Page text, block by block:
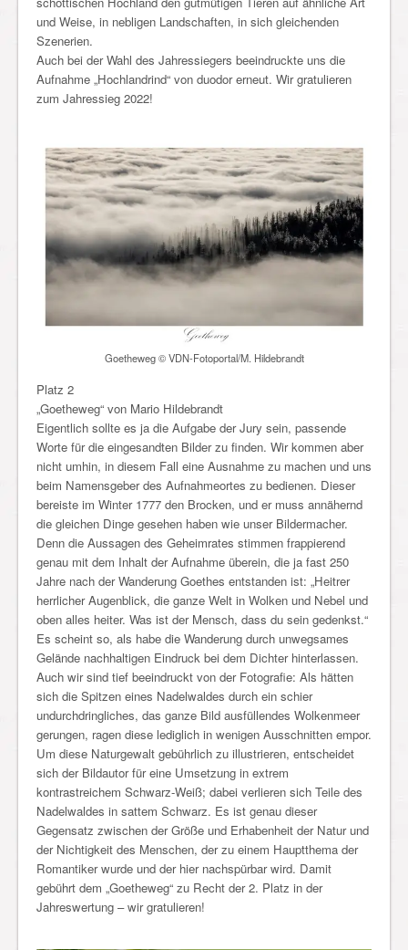
und Weise, in nebligen Landschaften, in sich gleichenden
Szenerien.
Auch bei der Wahl des Jahressiegers beeindruckte uns die
Aufnahme „Hochlandrind“ von duodor erneut. Wir gratulieren
zum Jahressieg 2022!
Goetheweg © VDN-Fotoportal/M. Hildebrandt
Platz 2
„Goetheweg“ von Mario Hildebrandt
Eigentlich sollte es ja die Aufgabe der Jury sein, passende
Worte für die eingesandten Bilder zu finden. Wir kommen aber
nicht umhin, in diesem Fall eine Ausnahme zu machen und uns
beim Namensgeber des Aufnahmeortes zu bedienen. Dieser
bereiste im Winter 1777 den Brocken, und er muss annähernd
die gleichen Dinge gesehen haben wie unser Bildermacher.
Denn die Aussagen des Geheimrates stimmen frappierend
genau mit dem Inhalt der Aufnahme überein, die ja fast 250
Jahre nach der Wanderung Goethes entstanden ist: „Heitrer
herrlicher Augenblick, die ganze Welt in Wolken und Nebel und
oben alles heiter. Was ist der Mensch, dass du sein gedenkst.“
Es scheint so, als habe die Wanderung durch unwegsames
Gelände nachhaltigen Eindruck bei dem Dichter hinterlassen.
Auch wir sind tief beeindruckt von der Fotografie: Als hätten
sich die Spitzen eines Nadelwaldes durch ein schier
undurchdringliches, das ganze Bild ausfüllendes Wolkenmeer
gerungen, ragen diese lediglich in wenigen Ausschnitten empor.
Um diese Naturgewalt gebührlich zu illustrieren, entscheidet
sich der Bildautor für eine Umsetzung in extrem
kontrastreichem Schwarz-Weiß; dabei verlieren sich Teile des
Nadelwaldes in sattem Schwarz. Es ist genau dieser
Gegensatz zwischen der Größe und Erhabenheit der Natur und
der Nichtigkeit des Menschen, der zu einem Hauptthema der
Romantiker wurde und der hier nachspürbar wird. Damit
gebührt dem „Goetheweg“ zu Recht der 2. Platz in der
Jahreswertung – wir gratulieren!